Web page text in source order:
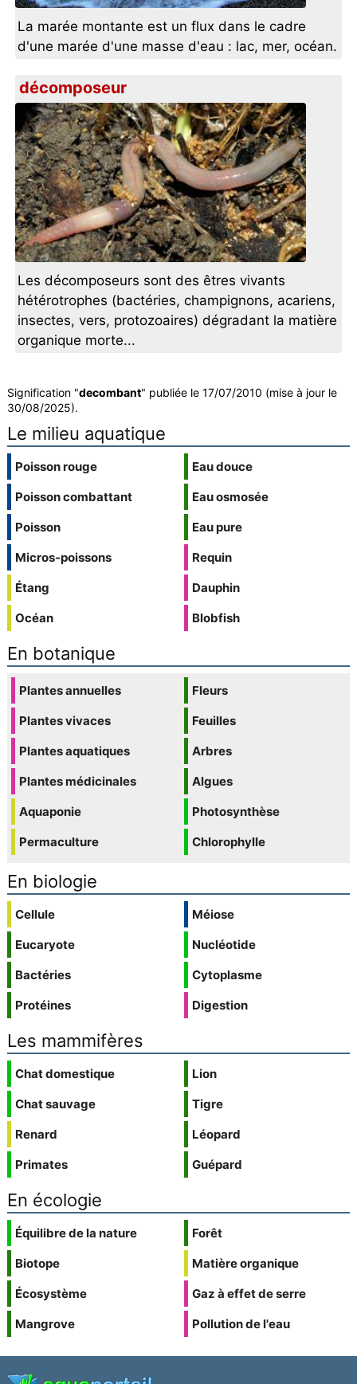
La marée montante est un flux dans le cadre
d'une marée d'une masse d'eau : lac, mer, océan.
décomposeur
Les décomposeurs sont des êtres vivants
hétérotrophes (bactéries, champignons, acariens,
insectes, vers, protozoaires) dégradant la matière
organique morte...
Signification "decombant" publiée le 17/07/2010 (mise à jour le
30/08/2025).
Le milieu aquatique
Poisson rouge
Poisson combattant
Poisson
Micros-poissons
Étang
Océan
Eau douce
Eau osmosée
Eau pure
Requin
Dauphin
Blobfish
En botanique
Plantes annuelles
Plantes vivaces
Plantes aquatiques
Plantes médicinales
Aquaponie
Permaculture
Fleurs
Feuilles
Arbres
Algues
Photosynthèse
Chlorophylle
En biologie
Cellule
Eucaryote
Bactéries
Protéines
Méiose
Nucléotide
Cytoplasme
Digestion
Les mammifères
Chat domestique
Chat sauvage
Renard
Primates
Lion
Tigre
Léopard
Guépard
En écologie
Équilibre de la nature
Biotope
Écosystème
Mangrove
Forêt
Matière organique
Gaz à effet de serre
Pollution de l'eau